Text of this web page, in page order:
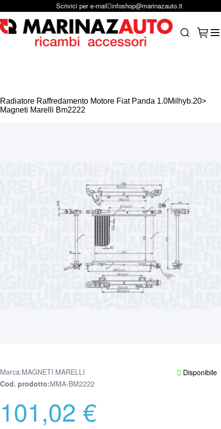
Salta al contenutoScrivici per e-mail infoshop@marinazauto.it
Radiatore Raffredamento Motore Fiat Panda 1.0Milhyb.20>
Magneti Marelli Bm2222
Disponibile
Marca:MAGNETI MARELLI
Cod. prodotto MMA-BM2222
101,02 €